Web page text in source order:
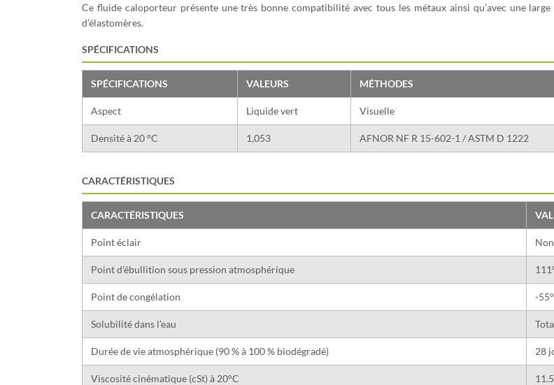
Ce fluide caloporteur présente une très bonne compatibilité avec tous les métaux ainsi qu’avec une
d’élastomères.
SPÉCIFICATIONS
SPÉCIFICATIONS VALEURS MÉTHODES
Aspect Liquide vert Visuelle
Densité à 20 °C 1,053 AFNOR NF R 15-602-1 / ASTM D 1222
CARACTÉRISTIQUES
CARACTÉRISTIQUES
Point éclair Non
Point d’ébullition sous pression atmosphérique
Point de congélation -
Solubilité dans l’eau
Durée de vie atmosphérique (90 % à 100 % biodégradé) 28
Viscosité cinématique (cSt) à 20°C